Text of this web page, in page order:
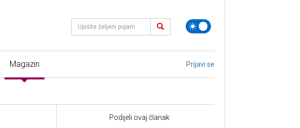
Magazin Prijavi se
Podijeli ovaj članak